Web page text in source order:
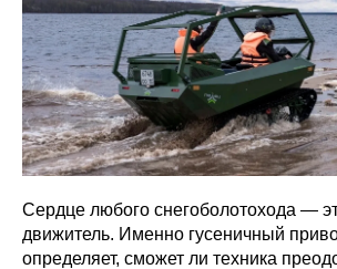
Сердце любого снегоболотохода —
движитель. Именно гусеничный
определяет, сможет ли техника